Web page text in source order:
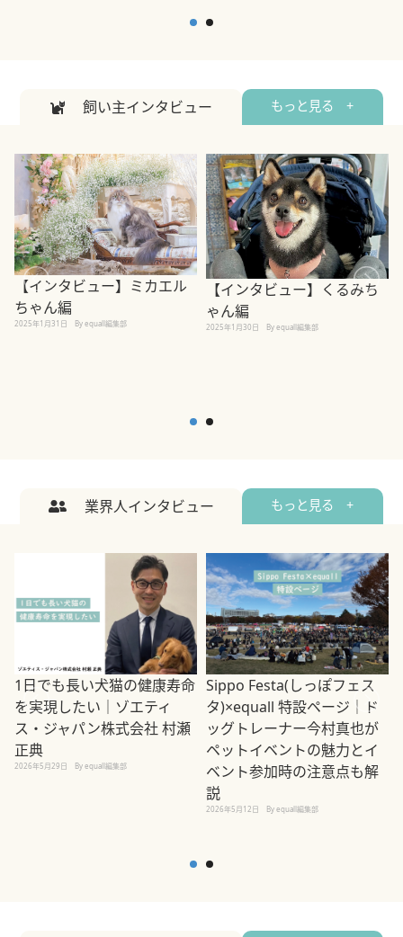
飼い主インタビュー もっと見る +
【インタビュー】ミカエル
ちゃん編
2025年1月31日 By equall編集部
【インタビュー】くるみち
ゃん編
2025年1月30日 By equall編集部
業界人インタビュー もっと見る +
1日でも長い犬猫の健康寿命
を実現したい｜ゾエティ
ス・ジャパン株式会社 村瀬
正典
2026年5月29日 By equall編集部
Sippo Festa(しっぽフェス
タ)×equall 特設ページ｜ド
ッグトレーナー今村真也が
ペットイベントの魅力とイ
ベント参加時の注意点も解
説
2026年5月12日 By equall編集部